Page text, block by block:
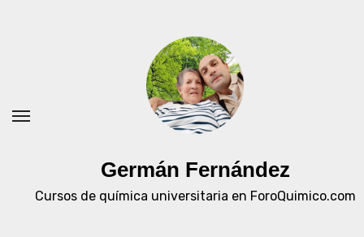
Germán Fernández
Cursos de química universitaria en ForoQuimico.com